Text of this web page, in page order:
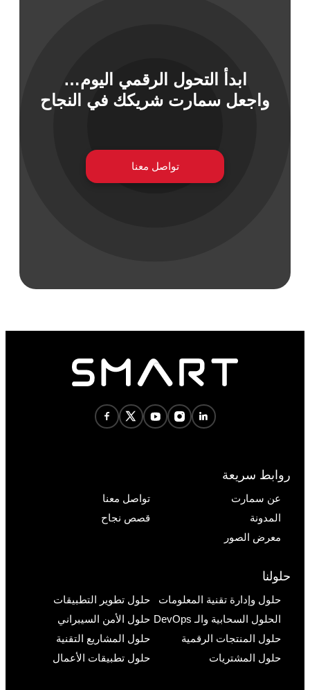
ابدأ التحول الرقمي اليوم…
واجعل سمارت شريكك في النجاح
تواصل معنا
روابط سريعة
عن سمارت
تواصل معنا
المدونة
قصص نجاح
معرض الصور
حلولنا
حلول وإدارة تقنية المعلومات
حلول تطوير التطبيقات
الحلول السحابية والـ DevOps
حلول الأمن السيبراني
حلول المنتجات الرقمية
حلول المشاريع التقنية
حلول المشتريات
حلول تطبيقات الأعمال